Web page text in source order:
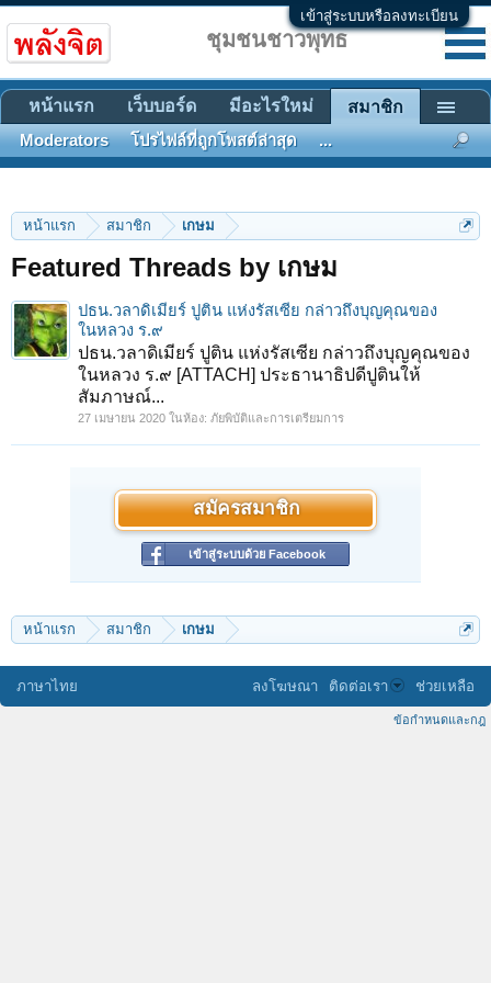
เข้าสู่ระบบหรือลงทะเบียน
หน้าแรก สมาชิก เกษม
Featured Threads by เกษม
ปธน.วลาดิเมียร์ ปูติน แห่งรัสเซีย กล่าวถึงบุญคุณของ
ในหลวง ร.๙
ปธน.วลาดิเมียร์ ปูติน แห่งรัสเซีย กล่าวถึงบุญคุณของ
ในหลวง ร.๙ [ATTACH] ประธานาธิปดีปูตินให้
สัมภาษณ์...
27 เมษายน 2020 ในห้อง: ภัยพิบัติและการเตรียมการ
สมัครสมาชิก
เข้าสู่ระบบด้วย Facebook
หน้าแรก สมาชิก เกษม
ชุมชนชาวพุทธ
หน้าแรก เว็บบอร์ด มีอะไรใหม่ สมาชิก
Moderators โปรไฟล์ที่ถูกโพสต์ล่าสุด ...
ภาษาไทย ลงโฆษณา ติดต่อเรา ช่วยเหลือ
ข้อกำหนดและกฎ